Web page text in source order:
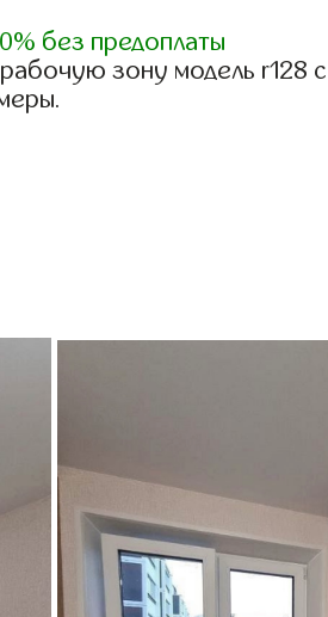
без предоплаты
зону модель r128